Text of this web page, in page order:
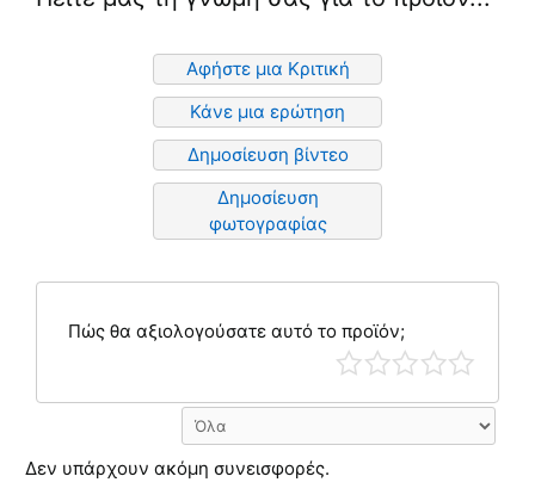
Αφήστε μια Κριτική
Κάνε μια ερώτηση
Δημοσίευση βίντεο
Δημοσίευση
φωτογραφίας
Πώς θα αξιολογούσατε αυτό το προϊόν;
Δεν υπάρχουν ακόμη συνεισφορές.